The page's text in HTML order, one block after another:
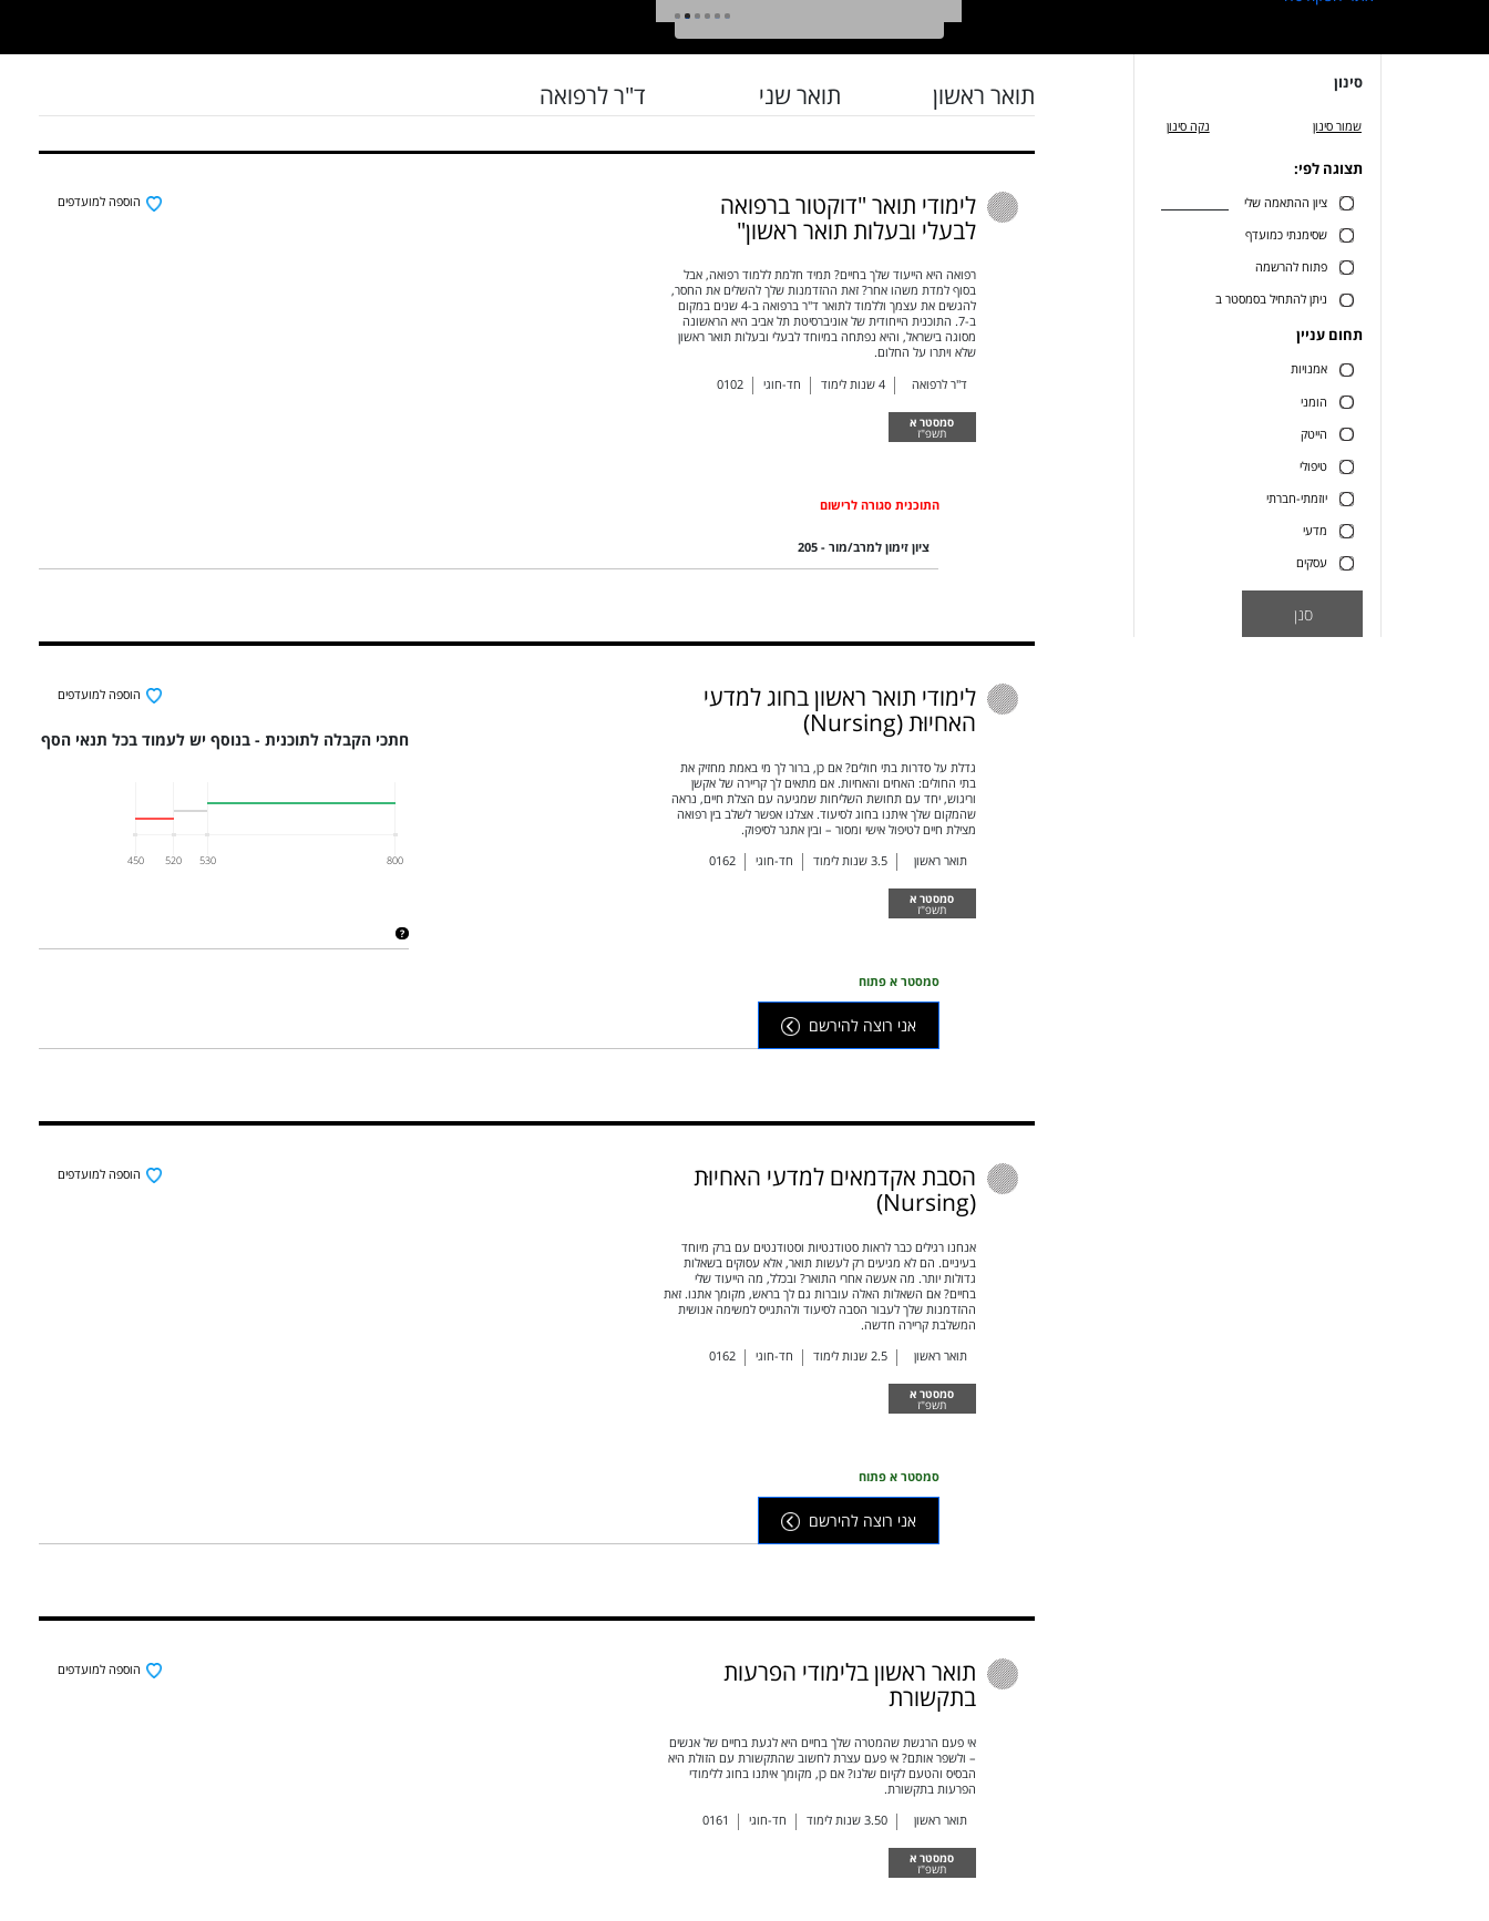
1 2 3 4 5 6
סינון
שמור סינון נקה סינון
תצוגה לפי:
ציון ההתאמה שלי
שסימנתי כמועדף
פתוח להרשמה
ניתן להתחיל בסמסטר ב
תחום עניין
אמנויות
הומני
הייטק
טיפולי
יוזמתי-חברתי
מדעי
עסקים
סנן
תואר ראשון תואר שני ד"ר לרפואה
לימודי תואר "דוקטור ברפואה
לבעלי ובעלות תואר ראשון"
רפואה היא הייעוד שלך בחיים? תמיד חלמת ללמוד רפואה, אבל
בסוף למדת משהו אחר? זאת ההזדמנות שלך להשלים את החסר,
להגשים את עצמך וללמוד לתואר ד"ר ברפואה ב-4 שנים במקום
ב-7. התוכנית הייחודית של אוניברסיטת תל אביב היא הראשונה
מסוגה בישראל, והיא נפתחה במיוחד לבעלי ובעלות תואר ראשון
שלא ויתרו על החלום.
ד"ר לרפואה 4 שנות לימוד חד-חוגי 0102
סמסטר א
תשפ"ז
הוספה למועדפים
התוכנית סגורה לרישום
ציון זימון למרב/מור - 205
לימודי תואר ראשון בחוג למדעי
האחיוּת (Nursing)
גדלת על סדרות בתי חולים? אם כן, ברור לך מי באמת מחזיק את
בתי החולים: האחים והאחיות. אם מתאים לך קריירה של אקשן
וריגוש, יחד עם תחושת השליחות שמגיעה עם הצלת חיים, נראה
שהמקום שלך איתנו בחוג לסיעוד. אצלנו אפשר לשלב בין רפואה
מצילת חיים לטיפול אישי ומסור – ובין אתגר לסיפוק.
תואר ראשון 3.5 שנות לימוד חד-חוגי 0162
סמסטר א
תשפ"ז
חתכי הקבלה לתוכנית - בנוסף יש לעמוד בכל תנאי הסף
450 520 530 800
הוספה למועדפים
סמסטר א פתוח
אני רוצה להירשם
הסבת אקדמאים למדעי האחיוּת
(Nursing)
אנחנו רגילים כבר לראות סטודנטיות וסטודנטים עם ברק מיוחד
בעיניים. הם לא מגיעים רק לעשות תואר, אלא עסוקים בשאלות
גדולות יותר. מה אעשה אחרי התואר? ובכלל, מה הייעוד שלי
בחיים? אם השאלות האלה עוברות גם לך בראש, מקומך אתנו. זאת
ההזדמנות שלך לעבור הסבה לסיעוד ולהתגייס למשימה אנושית
המשלבת קריירה חדשה.
תואר ראשון 2.5 שנות לימוד חד-חוגי 0162
סמסטר א
תשפ"ז
הוספה למועדפים
סמסטר א פתוח
אני רוצה להירשם
תואר ראשון בלימודי הפרעות
בתקשורת
אי פעם הרגשת שהמטרה שלך בחיים היא לגעת בחיים של אנשים
– ולשפר אותם? אי פעם עצרת לחשוב שהתקשורת עם הזולת היא
הבסיס והטעם לקיום שלנו? אם כן, מקומך איתנו בחוג ללימודי
הפרעות בתקשורת.
תואר ראשון 3.50 שנות לימוד חד-חוגי 0161
סמסטר א
תשפ"ז
הוספה למועדפים